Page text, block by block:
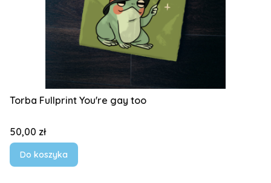
Torba Fullprint You're gay too
Cena
50,00 zł
Do koszyka